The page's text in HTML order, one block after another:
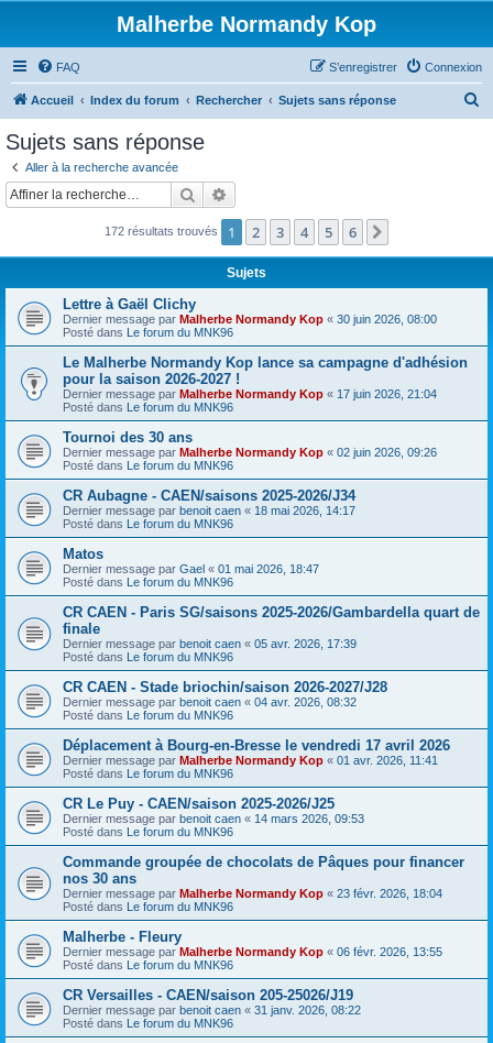
Malherbe Normandy Kop
FAQ Connexion
S’enregistrer
Accueil Index du forum Rechercher Sujets sans réponse
c
Sujets sans réponse
Aller à la recherche avancée
Rechercher
172 résultats trouvés 1 2 3 4 5 6
Sujets
Lettre à Gaël Clichy
Dernier message par Malherbe Normandy Kop « 30 juin 2026, 08:00
Posté dans Le forum du MNK96
Le Malherbe Normandy Kop lance sa campagne d'adhésion
pour la saison 2026-2027 !
Dernier message par Malherbe Normandy Kop « 17 juin 2026, 21:04
Posté dans Le forum du MNK96
Tournoi des 30 ans
Dernier message par Malherbe Normandy Kop « 02 juin 2026, 09:26
Posté dans Le forum du MNK96
CR Aubagne - CAEN/saisons 2025-2026/J34
Dernier message par benoit caen « 18 mai 2026, 14:17
Posté dans Le forum du MNK96
Matos
Dernier message par Gael « 01 mai 2026, 18:47
Posté dans Le forum du MNK96
CR CAEN - Paris SG/saisons 2025-2026/Gambardella quart de
finale
Dernier message par benoit caen « 05 avr. 2026, 17:39
Posté dans Le forum du MNK96
CR CAEN - Stade briochin/saison 2026-2027/J28
Dernier message par benoit caen « 04 avr. 2026, 08:32
Posté dans Le forum du MNK96
Déplacement à Bourg-en-Bresse le vendredi 17 avril 2026
Dernier message par Malherbe Normandy Kop « 01 avr. 2026, 11:41
Posté dans Le forum du MNK96
CR Le Puy - CAEN/saison 2025-2026/J25
Dernier message par benoit caen « 14 mars 2026, 09:53
Posté dans Le forum du MNK96
Commande groupée de chocolats de Pâques pour financer
nos 30 ans
Dernier message par Malherbe Normandy Kop « 23 févr. 2026, 18:04
Posté dans Le forum du MNK96
Malherbe - Fleury
Dernier message par Malherbe Normandy Kop « 06 févr. 2026, 13:55
Posté dans Le forum du MNK96
CR Versailles - CAEN/saison 205-25026/J19
Dernier message par benoit caen « 31 janv. 2026, 08:22
Posté dans Le forum du MNK96